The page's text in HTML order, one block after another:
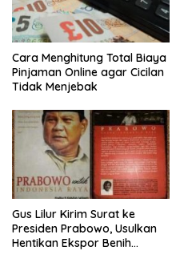
Cara Menghitung Total Biaya
Pinjaman Online agar Cicilan
Tidak Menjebak
Gus Lilur Kirim Surat ke
Presiden Prabowo, Usulkan
Hentikan Ekspor Benih